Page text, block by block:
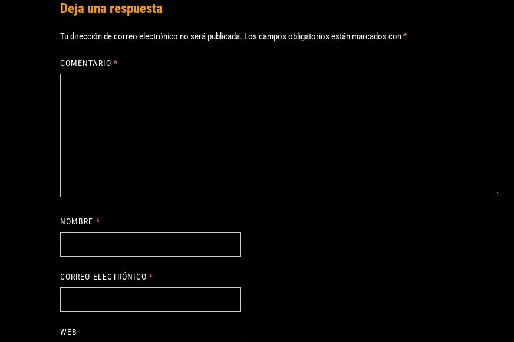
Deja una respuesta
Tu dirección de correo electrónico no será publicada. Los campos obligatorios están marcados con*
COMENTARIO *
NOMBRE *
CORREO ELECTRÓNICO*
WEB